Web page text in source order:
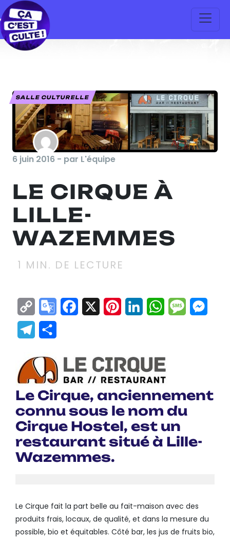
SALLE CULTURELLE
6 juin 2016 - par L'équipe
LE CIRQUE À
LILLE-
WAZEMMES
1 MIN. DE LECTURE
Copy
Link
GoogleFacebook
X Pinterest
LinkedInWhatsApp
Telegram
Le Cirque, anciennement
connu sous le nom du
Cirque Hostel, est un
restaurant situé à Lille-
Wazemmes.
Le Cirque fait la part belle au fait-maison avec des
produits frais, locaux, de qualité, et dans la mesure du
possible, bio et équitables. Côté bar, les jus de fruits bio,